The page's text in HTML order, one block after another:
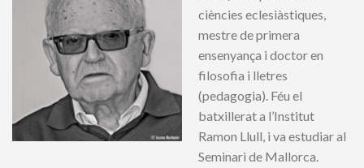
ciències eclesiàstiques,
mestre de primera
ensenyança i doctor en
filosofia i lletres
(pedagogia). Féu el
batxillerat a l’Institut
Ramon Llull, i va estudiar al
Seminari de Mallorca.